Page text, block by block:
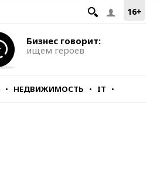
16+
Бизнес говорит:
ищем героев
НЕДВИЖИМОСТЬ IT